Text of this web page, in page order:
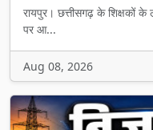
रायपुर। छत्तीसगढ़ के शिक्षकों
पर आ...
Aug 08, 2026